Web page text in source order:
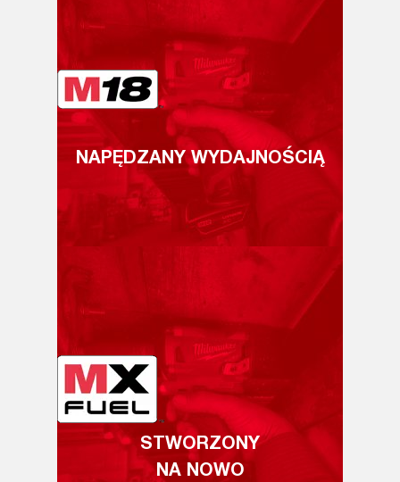
NAPĘDZANY WYDAJNOŚCIĄ
STWORZONY
NA NOWO